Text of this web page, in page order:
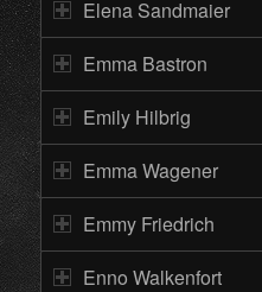
Elena Sandmaier
Emma Bastron
Emily Hilbrig
Emma Wagener
Emmy Friedrich
Enno Walkenfort